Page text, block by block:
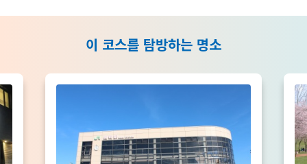
이 코스를 탐방하는 명소